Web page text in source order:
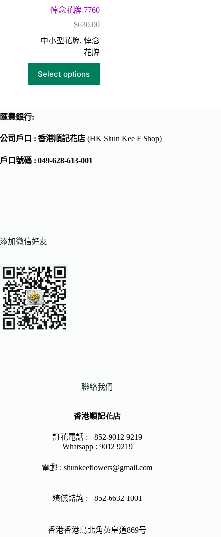
悼念花牌 7760
$630.00
中小型花牌, 悼念
花牌
Select options
匯豐銀行:
公司戶口 : 香港順記花店 (HK Shun Kee F Shop)
戶口號碼 : 049-628-613-001
添加微信好友
聯絡我們
香港順記花店
訂花電話 : +852-9012 9219
Whatsapp : 9012 9219
電郵 :shunkeeflowers@gmail.com
殯儀諮詢 : +852-6632 1001
香港香港島北角英皇道869号